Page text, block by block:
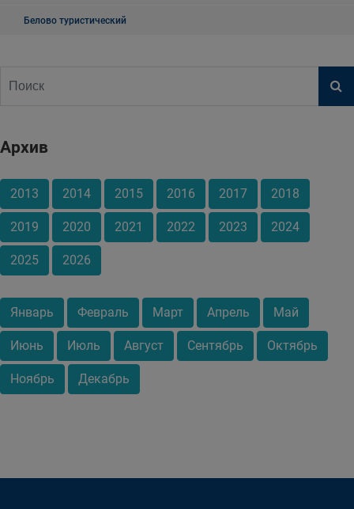
Белово туристический
Архив
2013 2014 2015 2016 2017 2018
2019 2020 2021 2022 2023 2024
2025 2026
Январь Февраль Март Апрель Май
Июнь Июль Август Сентябрь Октябрь
Ноябрь Декабрь